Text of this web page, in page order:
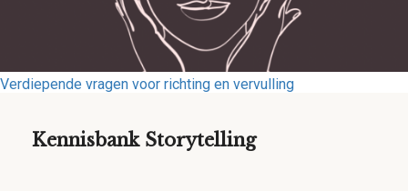
Verdiepende vragen voor richting en vervulling
Kennisbank Storytelling